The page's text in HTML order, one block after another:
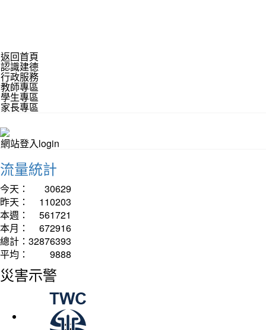
返回首頁
認識建德
行政服務
教師專區
學生專區
家長專區
網站登入login
流量統計
今天：
30629
昨天：
110203
本週：
561721
本月：
672916
總計： 32876393
平均：
9888
災害示警